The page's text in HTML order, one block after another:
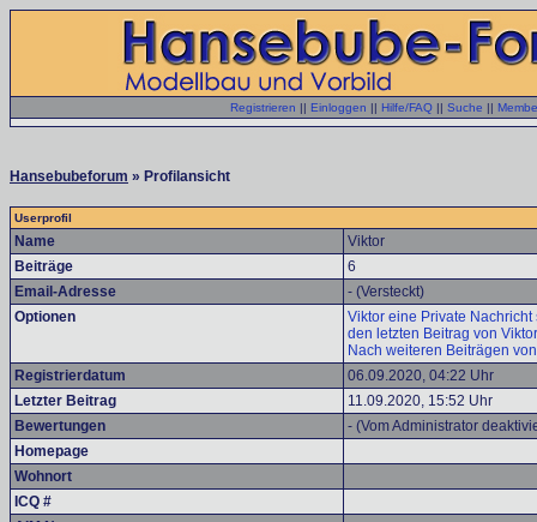
Registrieren || Einloggen || Hilfe/FAQ || Suche ||
Hansebubeforum » Profilansicht
Userprofil
Name
Viktor
Beiträge
6
Email-Adresse
- (Versteckt)
Optionen
Viktor eine Private Nachricht
den letzten Beitrag von
Nach weiteren Beiträgen
Registrierdatum
06.09.2020, 04:22 Uhr
Letzter Beitrag
11.09.2020, 15:52 Uhr
Bewertungen
- (Vom Administrator
Homepage
Wohnort
ICQ #